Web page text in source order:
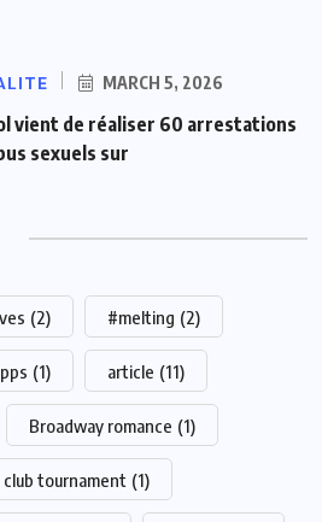
MARCH 5, 2026
vient de réaliser 60 arrestations
sexuels sur
(2) #melting (2)
(1) article (11)
Broadway romance (1)
club tournament (1)